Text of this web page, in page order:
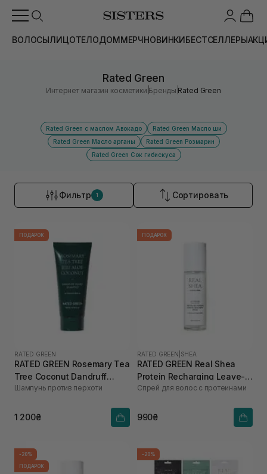
ВОЛОСЫЛИЦОТЕЛОДОММЕРЧНОВИНКИБЕСТСЕЛЛЕРЫ
Rated Green
Интернет магазин косметики |Бренды |Rated Green
Rated Green с маслом Авокадо
Rated Green Масло ши
Rated Green Масло арганы
Rated Green Розмарин
Rated Green Сок гибискуса
Фильтр 1 Сортировать
ПОДАРОК
RATED GREEN
RATED GREEN Rosemary Tea
Tree Coconut Dandruff
Relief Shampoo 200 мл
Шампунь против перхоти
1 200₴
ПОДАРОК
RATED GREEN SHEA
RATED GREEN Real Shea
Protein Recharging Leave-in
Treatment Spray для
волосся 80 мл
Спрей для волос с протеинами
990₴
-20%
ПОДАРОК
-20%